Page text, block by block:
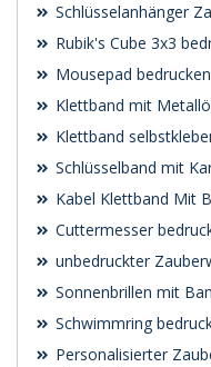
Schlüsselanhänger
Rubik's Cube 3x3
Mousepad
Klettband mit
Klettband
Schlüsselband mit
Kabel Klettband Mit
Cuttermesser
unbedruckter
Sonnenbrillen mit
Schwimmring
Personalisierter